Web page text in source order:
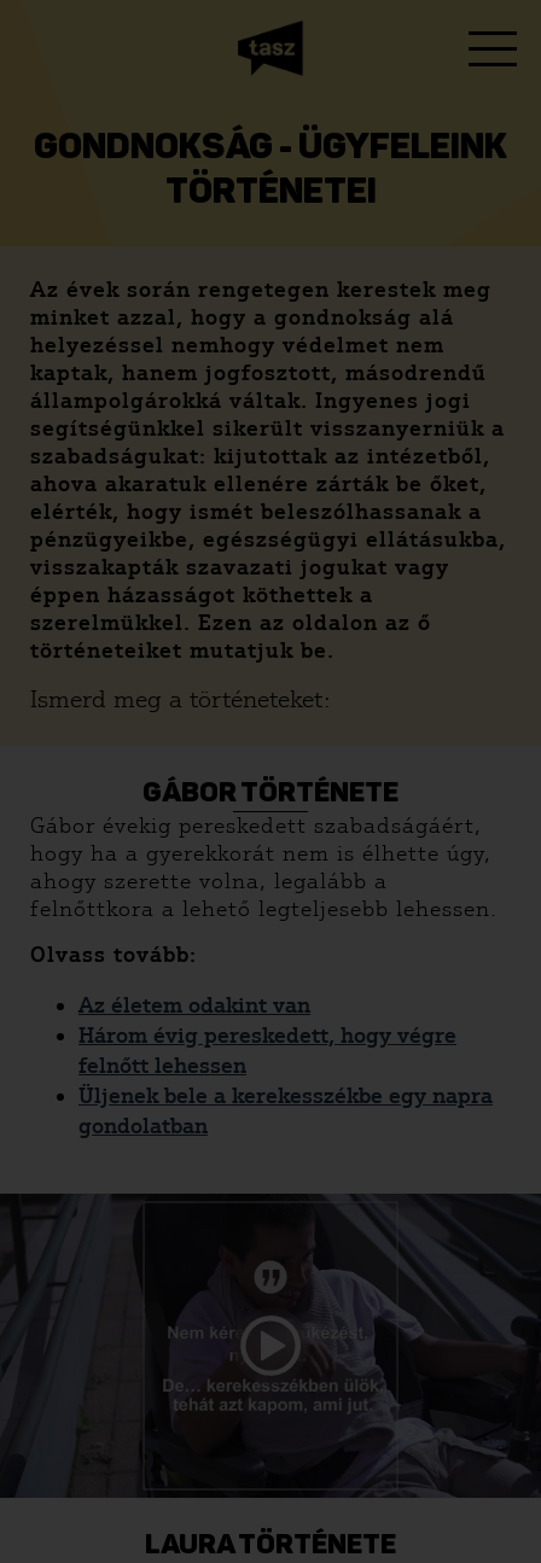
GONDNOKSÁG - ÜGYFELEINK
TÖRTÉNETEI
Az évek során rengetegen kerestek meg
minket azzal, hogy a gondnokság alá
helyezéssel nemhogy védelmet nem
kaptak, hanem jogfosztott, másodrendű
állampolgárokká váltak. Ingyenes jogi
segítségünkkel sikerült visszanyerniük a
szabadságukat: kijutottak az intézetből,
ahova akaratuk ellenére zárták be őket,
elérték, hogy ismét beleszólhassanak a
pénzügyeikbe, egészségügyi ellátásukba,
visszakapták szavazati jogukat vagy
éppen házasságot köthettek a
szerelmükkel. Ezen az oldalon az ő
történeteiket mutatjuk be.
Ismerd meg a történeteket:
GÁBOR TÖRTÉNETE
Gábor évekig pereskedett szabadságáért,
hogy ha a gyerekkorát nem is élhette úgy,
ahogy szerette volna, legalább a
felnőttkora a lehető legteljesebb lehessen.
Olvass tovább:
Az életem odakint van
Három évig pereskedett, hogy végre
felnőtt lehessen
Üljenek bele a kerekesszékbe egy napra
gondolatban
LAURA TÖRTÉNETE